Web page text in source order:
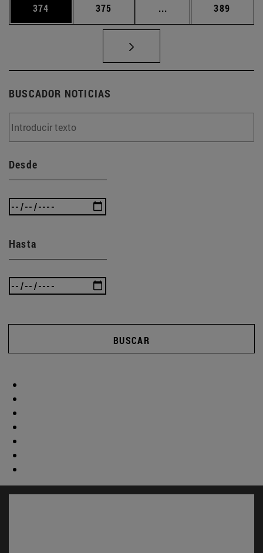
Página
374 Página
375 ... Páginas intermedias
Página
389
BUSCADOR NOTICIAS
Desde
Hasta
BUSCAR